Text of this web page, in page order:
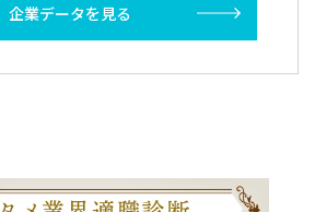
企業データを見る